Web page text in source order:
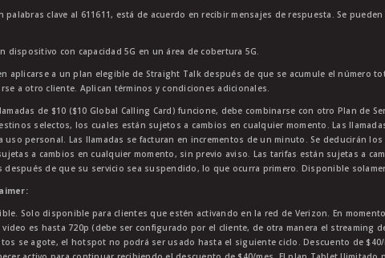
palabras clave al 611611, está de acuerdo en recibir mensajes de respuesta. Se
dispositivo con capacidad 5G en un área de cobertura 5G.
aplicarse a un plan elegible de Straight Talk después de que se acumule el número
a otro cliente. Aplican términos y condiciones adicionales.
de $10 ($10 Global Calling Card) funcione, debe combinarse con otro Plan de
selectos, los cuales están sujetos a cambios en cualquier momento. Las
personal. Las llamadas se facturan en incrementos de un minuto. Se deducirán
a cambios en cualquier momento, sin previo aviso. Las tarifas están sujetas a
después de que su servicio sea suspendido, lo que ocurra primero. Disponible
Solo disponible para clientes que estén activando en la red de Verizon. En
es hasta 720p (debe ser configurado por el cliente, de otra manera el streaming
se agote, el hotspot no podrá ser usado hasta el siguiente ciclo. Descuento de